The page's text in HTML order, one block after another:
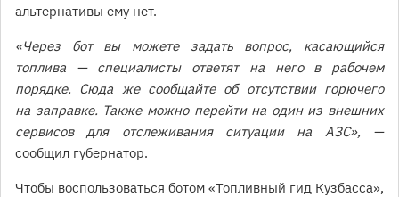
альтернативы ему нет.
«Через бот вы можете задать вопрос, касающийся
топлива — специалисты ответят на него в рабочем
порядке. Сюда же сообщайте об отсутствии горючего
на заправке. Также можно перейти на один из внешних
сервисов для отслеживания ситуации на АЗС», —
сообщил губернатор.
Чтобы воспользоваться ботом «Топливный гид Кузбасса»,